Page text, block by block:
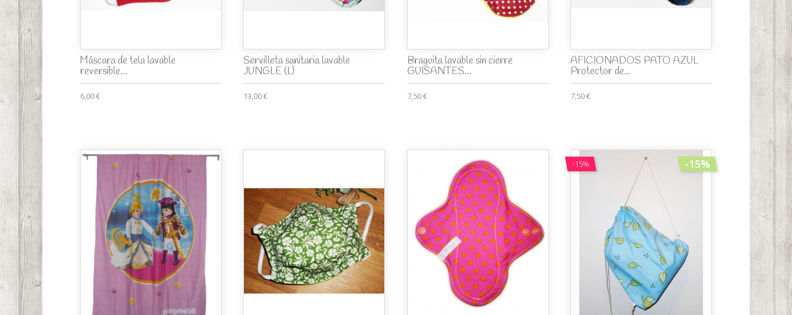
Máscara de tela lavable
reversible...
6,00 €
Servilleta sanitaria lavable
JUNGLE (L)
13,00 €
Braguita lavable sin cierre
GUISANTES...
7,50 €
AFICIONADOS PATO AZUL
Protector de...
7,50 €
-15% -15%